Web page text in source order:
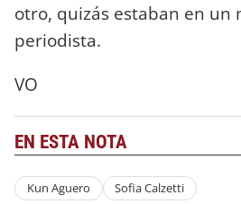
otro, quizás estaban en un
periodista.
VO
EN ESTA NOTA
Kun Aguero Sofia Calzetti